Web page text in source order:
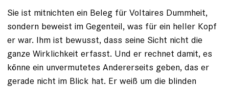
Sie ist mitnichten ein Beleg für Voltaires Dummheit,
sondern beweist im Gegenteil, was für ein heller Kopf
er war. Ihm ist bewusst, dass seine Sicht nicht die
ganze Wirklichkeit erfasst. Und er rechnet damit, es
könne ein unvermutetes Andererseits geben, das er
gerade nicht im Blick hat. Er weiß um die blinden